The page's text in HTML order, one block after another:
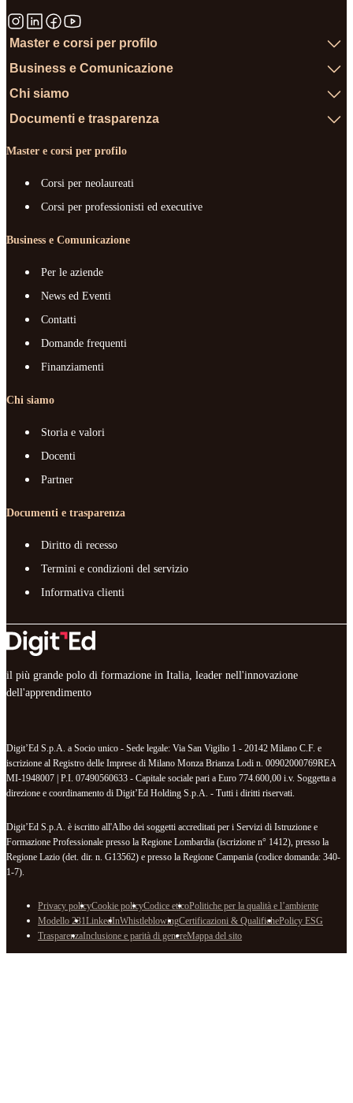
Master e corsi per profilo
Business e Comunicazione
Chi siamo
Documenti e trasparenza
Master e corsi per profilo
Corsi per neolaureati
Corsi per professionisti ed executive
Business e Comunicazione
Per le aziende
News ed Eventi
Contatti
Domande frequenti
Finanziamenti
Chi siamo
Storia e valori
Docenti
Partner
Documenti e trasparenza
Diritto di recesso
Termini e condizioni del servizio
Informativa clienti
il più grande polo di formazione in Italia, leader nell'innovazione
dell'apprendimento
Digit’Ed S.p.A. a Socio unico - Sede legale: Via San Vigilio 1 - 20142 Milano C.F. e
iscrizione al Registro delle Imprese di Milano Monza Brianza Lodi n. 00902000769REA
MI-1948007 | P.I. 07490560633 - Capitale sociale pari a Euro 774.600,00 i.v. Soggetta a
direzione e coordinamento di Digit’Ed Holding S.p.A. - Tutti i diritti riservati.
Digit’Ed S.p.A. è iscritto all'Albo dei soggetti accreditati per i Servizi di Istruzione e
Formazione Professionale presso la Regione Lombardia (iscrizione n° 1412), presso la
Regione Lazio (det. dir. n. G13562) e presso la Regione Campania (codice domanda: 340-
1-7).
Privacy policyCookie policyCodice eticoPolitiche per la qualità e l’ambiente
Modello 231LinkedInWhistleblowingCertificazioni & QualifichePolicy ESG
TrasparenzaInclusione e parità di genereMappa del sito